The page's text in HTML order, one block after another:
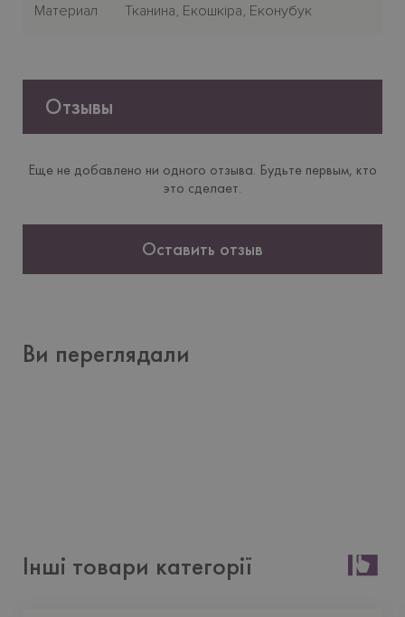
Материал Тканина, Екошкіра, Еконубук
Отзывы
Еще не добавлено ни одного отзыва. Будьте первым, кто
это сделает.
Оставить отзыв
Ви переглядали
Інші товари категорії